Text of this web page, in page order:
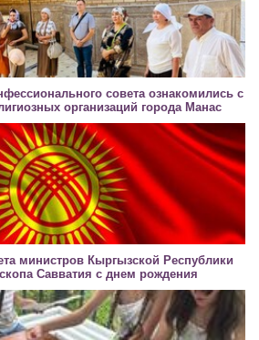
совета ознакомились с
организаций города Манас
министров Кыргызской Республики
Савватия с днем рождения